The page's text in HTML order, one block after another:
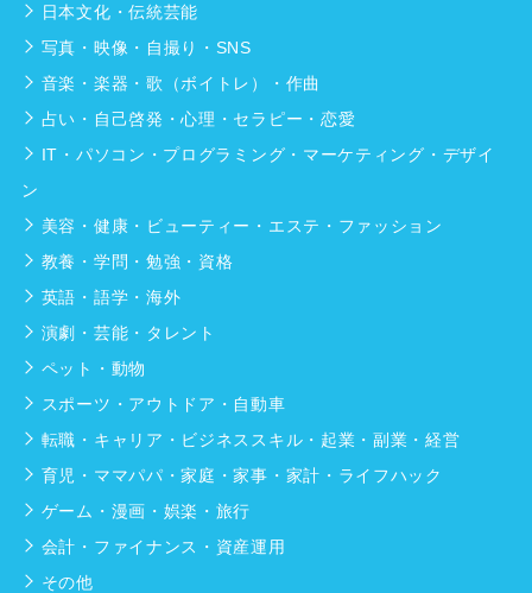
日本文化・伝統芸能
写真・映像・自撮り・SNS
音楽・楽器・歌（ボイトレ）・作曲
占い・自己啓発・心理・セラピー・恋愛
IT・パソコン・プログラミング・マーケティング・デザイ
ン
美容・健康・ビューティー・エステ・ファッション
教養・学問・勉強・資格
英語・語学・海外
演劇・芸能・タレント
ペット・動物
スポーツ・アウトドア・自動車
転職・キャリア・ビジネススキル・起業・副業・経営
育児・ママパパ・家庭・家事・家計・ライフハック
ゲーム・漫画・娯楽・旅行
会計・ファイナンス・資産運用
その他